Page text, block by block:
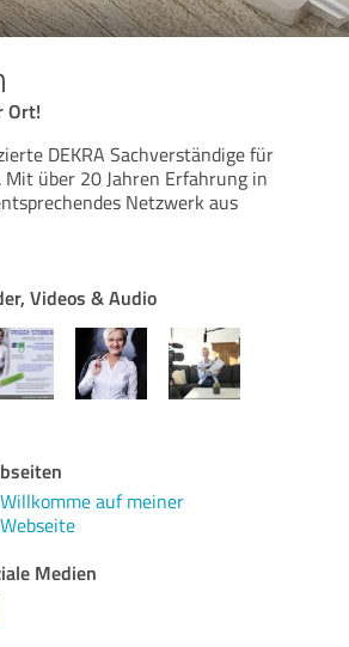
Ort!
DEKRA Sachverständige für
über 20 Jahren Erfahrung in
Netzwerk aus
Videos & Audio
Willkomme auf meiner
Webseite
Medien